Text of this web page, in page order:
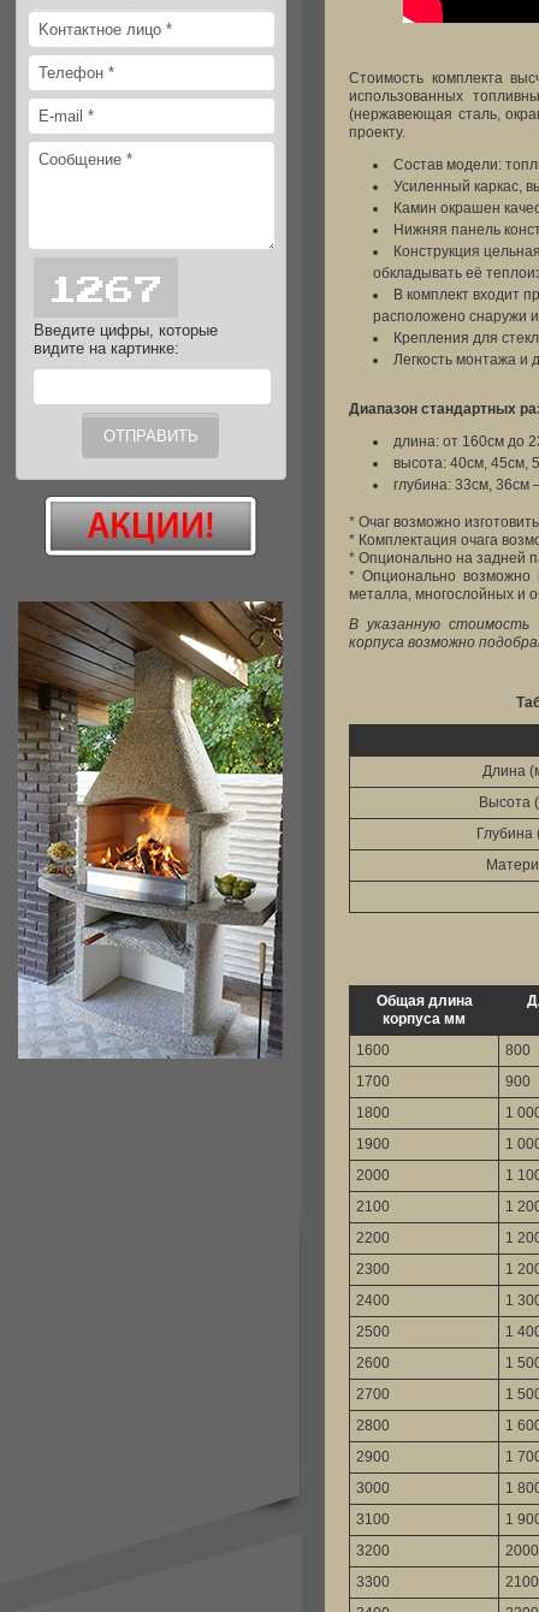
Введите цифры, которые
видите на картинке:
Стоимость комплекта
использованных
(нержавеющая сталь,
проекту.
Состав модели:
Усиленный каркас,
Камин окрашен
Нижняя панель
Конструкция
обкладывать её
В комплект входит
расположено снаружи
Крепления для
Легкость монтажа и
Диапазон стандартных
длина: от 160см до
высота: 40см, 45см,
глубина: 33см, 36см
* Очаг возможно
* Комплектация очага
* Опционально на задней
* Опционально возможно
металла, многослойных и
В указанную стоимость
корпуса возможно
Длина
Высота
Глубина
Общая длина
корпуса мм
1600
800
1700
900
1800
1
1900
1
2000
1
2100
1
2200
1
2300
1
2400
1
2500
1
2600
1
2700
1
2800
1
2900
1
3000
1
3100
1
3200
2000
3300
2100